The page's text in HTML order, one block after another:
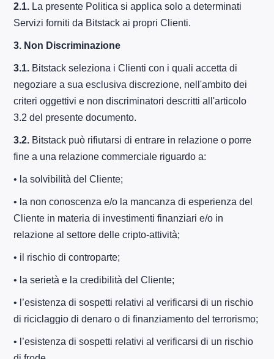
2.1. La presente Politica si applica solo a determinati
Servizi forniti da Bitstack ai propri Clienti.
3. Non Discriminazione
3.1. Bitstack seleziona i Clienti con i quali accetta di
negoziare a sua esclusiva discrezione, nell'ambito dei
criteri oggettivi e non discriminatori descritti all'articolo
3.2 del presente documento.
3.2. Bitstack può rifiutarsi di entrare in relazione o porre
fine a una relazione commerciale riguardo a:
• la solvibilità del Cliente;
• la non conoscenza e/o la mancanza di esperienza del
Cliente in materia di investimenti finanziari e/o in
relazione al settore delle cripto-attività;
• il rischio di controparte;
• la serietà e la credibilità del Cliente;
• l’esistenza di sospetti relativi al verificarsi di un rischio
di riciclaggio di denaro o di finanziamento del terrorismo;
• l’esistenza di sospetti relativi al verificarsi di un rischio